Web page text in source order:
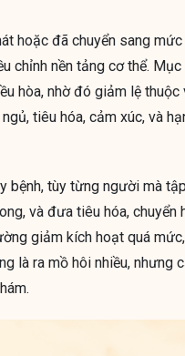
hoặc đã chuyển sang
chỉnh nền tảng cơ thể.
hòa, nhờ đó giảm lệ
tiêu hóa, cảm xúc, và
bệnh, tùy từng người mà
và đưa tiêu hóa, chuyển
giảm kích hoạt quá
là ra mồ hôi nhiều, nhưng